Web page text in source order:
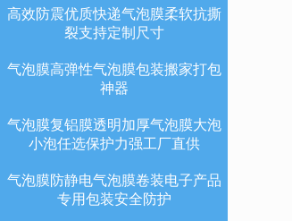
高效防震优质快递气泡膜柔软抗撕
裂支持定制尺寸
气泡膜高弹性气泡膜包装搬家打包
神器
气泡膜复铝膜透明加厚气泡膜大泡
小泡任选保护力强工厂直供
气泡膜防静电气泡膜卷装电子产品
专用包装安全防护